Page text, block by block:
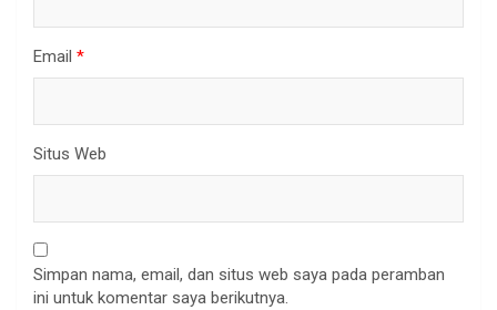
Email *
Situs Web
Simpan nama, email, dan situs web saya pada peramban
ini untuk komentar saya berikutnya.